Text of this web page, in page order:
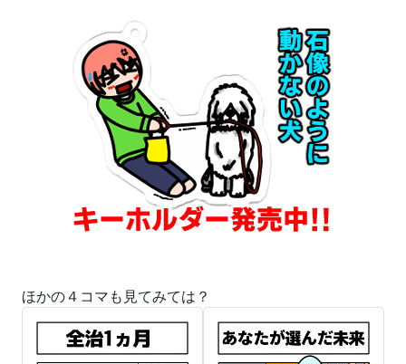
ほかの４コマも見てみては？